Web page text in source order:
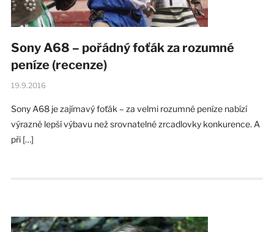
Sony A68 – pořádný foťák za rozumné
peníze (recenze)
19.9.2016
Sony A68 je zajímavý foťák – za velmi rozumné peníze nabízí
výrazně lepší výbavu než srovnatelné zrcadlovky konkurence. A
při […]